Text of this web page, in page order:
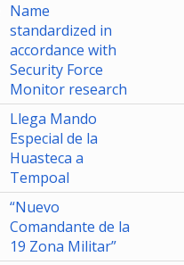
Name
standardized in
accordance with
Security Force
Monitor research
Llega Mando
Especial de la
Huasteca a
Tempoal
“Nuevo
Comandante de la
19 Zona Militar”